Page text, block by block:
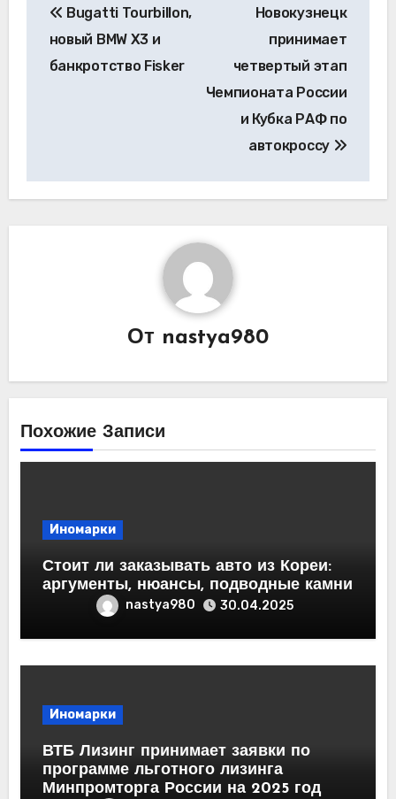
по
записям
Bugatti Tourbillon,
новый BMW X3 и
банкротство Fisker
Новокузнецк
принимает
четвертый этап
Чемпионата России
и Кубка РАФ по
автокроссу
От nastya980
Похожие Записи
Иномарки
Стоит ли заказывать авто из Кореи:
аргументы, нюансы, подводные камни
nastya980 30.04.2025
Иномарки
ВТБ Лизинг принимает заявки по
программе льготного лизинга
Минпромторга России на 2025 год